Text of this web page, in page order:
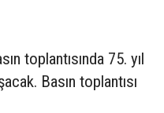
toplantısında 75. yıl
Basın toplantısı